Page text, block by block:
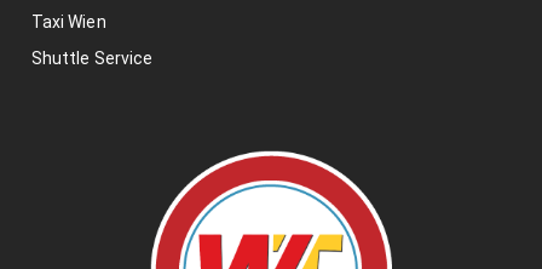
Taxi Wien
Shuttle Service